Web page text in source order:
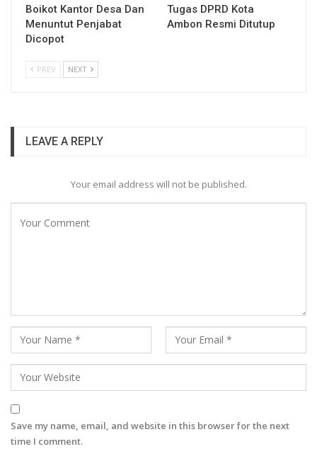
Boikot Kantor Desa Dan
Menuntut Penjabat
Dicopot
Tugas DPRD Kota
Ambon Resmi Ditutup
PREV NEXT
LEAVE A REPLY
Your email address will not be published.
Save my name, email, and website in this browser for the next
time I comment.